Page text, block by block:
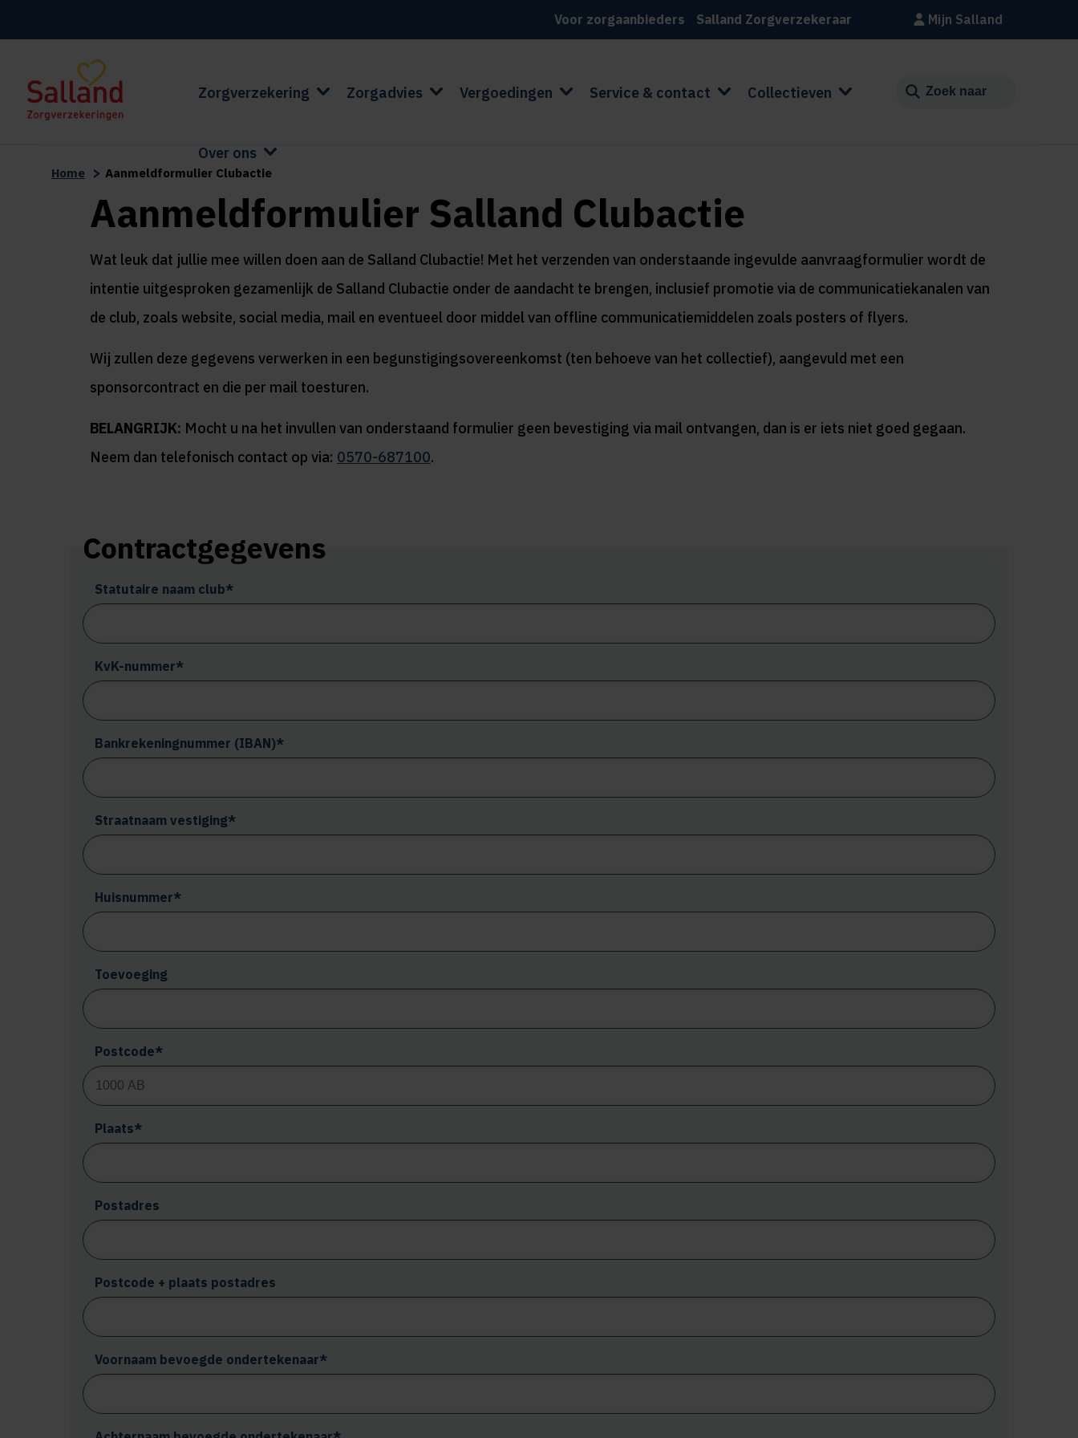
Voor zorgaanbieders Salland Zorgverzekeraar Mijn Salland
Zorgverzekering Zorgadvies Vergoedingen Service & contact Collectieven
Over ons
Home > Aanmeldformulier Clubactie
Aanmeldformulier Salland Clubactie
Wat leuk dat jullie mee willen doen aan de Salland Clubactie! Met het verzenden van onderstaande ingevulde aanvraagformulier wordt de
intentie uitgesproken gezamenlijk de Salland Clubactie onder de aandacht te brengen, inclusief promotie via de communicatiekanalen van
de club, zoals website, social media, mail en eventueel door middel van offline communicatiemiddelen zoals posters of flyers.
Wij zullen deze gegevens verwerken in een begunstigingsovereenkomst (ten behoeve van het collectief), aangevuld met een
sponsorcontract en die per mail toesturen.
BELANGRIJK: Mocht u na het invullen van onderstaand formulier geen bevestiging via mail ontvangen, dan is er iets niet goed gegaan.
Neem dan telefonisch contact op via: 0570-687100.
Contractgegevens
Statutaire naam club*
KvK-nummer*
Bankrekeningnummer (IBAN)*
Straatnaam vestiging*
Huisnummer*
Toevoeging
Postcode*
Plaats*
Postadres
Postcode + plaats postadres
Voornaam bevoegde ondertekenaar*